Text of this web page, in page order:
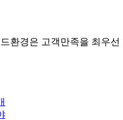
환경은 고객만족을 최우